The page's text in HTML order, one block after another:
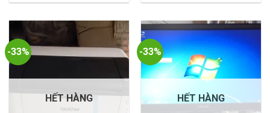
650,000₫.
-33%
HẾT HÀNG
-33%
HẾT HÀNG